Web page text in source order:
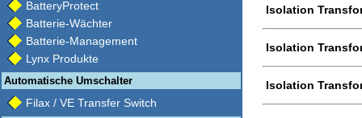
BatteryProtect
Batterie-Wächter
Batterie-Management
Lynx Produkte
Automatische Umschalter
Filax / VE Transfer Switch
Isolation
Isolation
Isolation